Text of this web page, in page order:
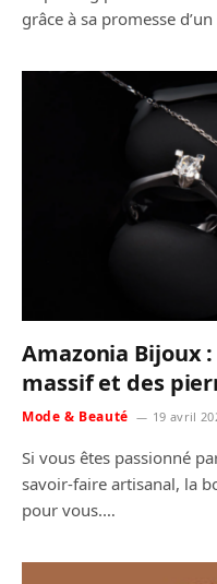
grâce à sa promesse
Amazonia Bijoux :
massif et des
Mode & Beauté 19 avril
Si vous êtes passionné
savoir-faire artisanal, la
pour vous.…